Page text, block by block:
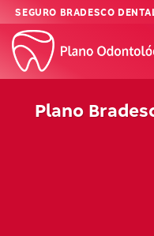
Skip
content
SEGURO BRADESCO
Plano